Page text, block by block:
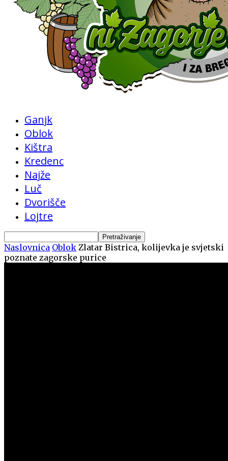
Ganjk
Oblok
Kištra
Kredenc
Najže
Luč
Dvorišče
Lojtre
Naslovnica Oblok Zlatar Bistrica, kolijevka je svjetski
poznate zagorske purice